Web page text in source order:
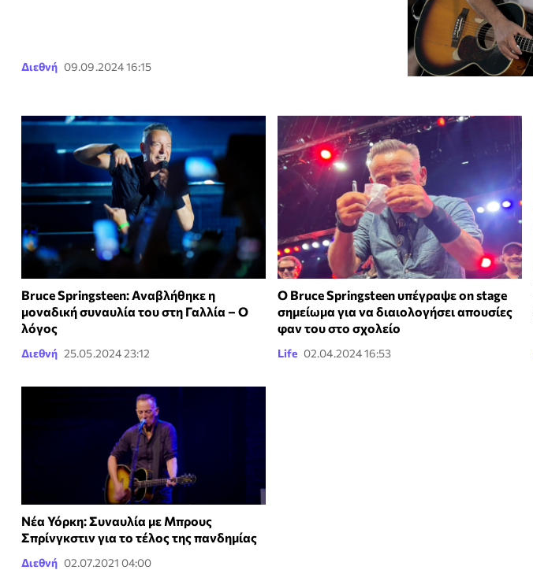
Διεθνή 09.09.2024 16:15
Bruce Springsteen: Αναβλήθηκε η
μοναδική συναυλία του στη Γαλλία – Ο
λόγος
Διεθνή 25.05.2024 23:12
Ο Bruce Springsteen υπέγραψε on stage
σημείωμα για να διαιολογήσει απουσίες
φαν του στο σχολείο
Life 02.04.2024 16:53
Νέα Υόρκη: Συναυλία με Μπρους
Σπρίνγκστιν για το τέλος της πανδημίας
Διεθνή 02.07.2021 04:00